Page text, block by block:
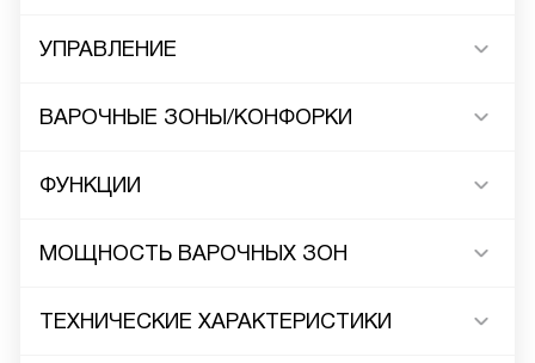
УПРАВЛЕНИЕ
ВАРОЧНЫЕ ЗОНЫ/КОНФОРКИ
ФУНКЦИИ
МОЩНОСТЬ ВАРОЧНЫХ ЗОН
ТЕХНИЧЕСКИЕ ХАРАКТЕРИСТИКИ